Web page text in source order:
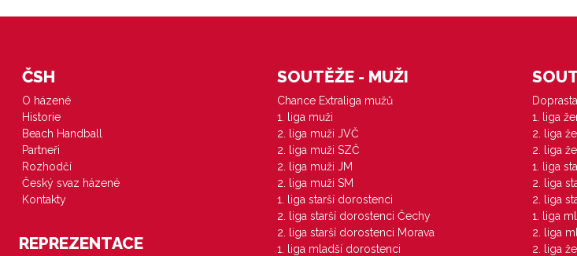
ČSH
O házené
Historie
Beach Handball
Partneři
Rozhodčí
Český svaz házené
Kontakty
REPREZENTACE
SOUTĚŽE - MUŽI
Chance Extraliga mužů
1. liga muži
2. liga muži JVČ
2. liga muži SZČ
2. liga muži JM
2. liga muži SM
1. liga starší dorostenci
2. liga starší dorostenci Čechy
2. liga starší dorostenci Morava
1. liga mladší dorostenci
1. liga
2. liga
2. liga
1. liga
2. liga
2. liga
1. liga
2. liga
2. liga